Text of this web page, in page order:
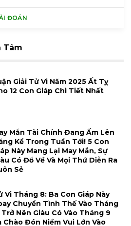
ĐOÁN
Tâm
Giải Tử Vi Năm 2025 Ất Tỵ
12 Con Giáp Chi Tiết Nhất
Mắn Tài Chính Đang Ấm Lên
Kể Trong Tuần Tới! 5 Con
Này Mang Lại May Mắn, Sự
Có Đổ Về Và Mọi Thứ Diễn Ra
Sẻ
Vi Tháng 8: Ba Con Giáp Này
Chuyển Tình Thế Vào Tháng
Trở Nên Giàu Có Vào Tháng 9
Chào Đón Niềm Vui Lớn Vào